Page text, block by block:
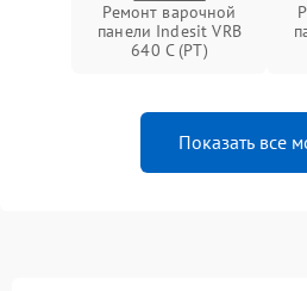
Ремонт варочной
панели Indesit VRB
640 C (PT)
Показать все